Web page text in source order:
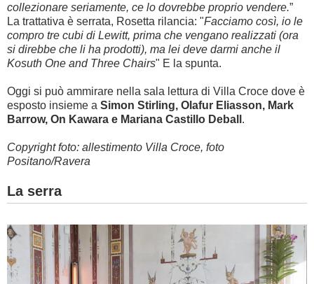
collezionare seriamente, ce lo dovrebbe proprio vendere.”
La trattativa è serrata, Rosetta rilancia: "Facciamo così, io le
compro tre cubi di Lewitt, prima che vengano realizzati (ora
si direbbe che li ha prodotti), ma lei deve darmi anche il
Kosuth One and Three Chairs" E la spunta.
Oggi si può ammirare nella sala lettura di Villa Croce dove è
esposto insieme a Simon Stirling, Olafur Eliasson, Mark
Barrow, On Kawara e Mariana Castillo Deball .
Copyright foto: allestimento Villa Croce, foto
Positano/Ravera
La serra